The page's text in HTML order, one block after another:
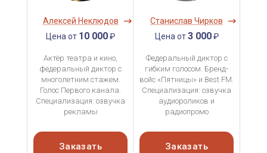
Алексей Неклюдов
Цена от 10 000₽
Актёр театра и кино,
федеральный диктор с
многолетним стажем.
Голос Первого канала.
Специализация: озвучка
рекламы
Заказать
Станислав Чирков
Цена от3 000₽
Федеральный диктор с
гибким голосом. Бренд-
войс «Пятницы» и Best FM.
Специализация: озвучка
аудиороликов и
радиопромо
Заказать